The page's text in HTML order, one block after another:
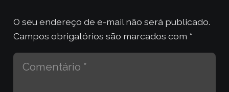
O seu endereço de e-mail não será publicado.
Campos obrigatórios são marcados com *